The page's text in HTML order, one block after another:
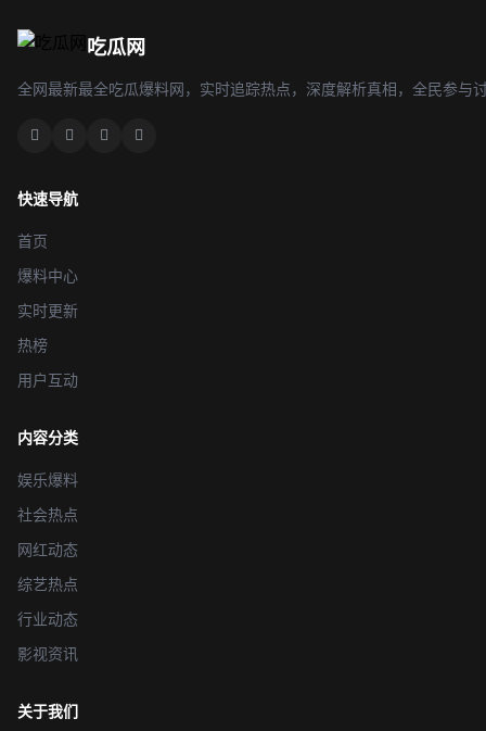
吃瓜网
全网最新最全吃瓜爆料网，实时追踪热点，深度解析真相，全民参与
快速导航
首页
爆料中心
实时更新
热榜
用户互动
内容分类
娱乐爆料
社会热点
网红动态
综艺热点
行业动态
影视资讯
关于我们